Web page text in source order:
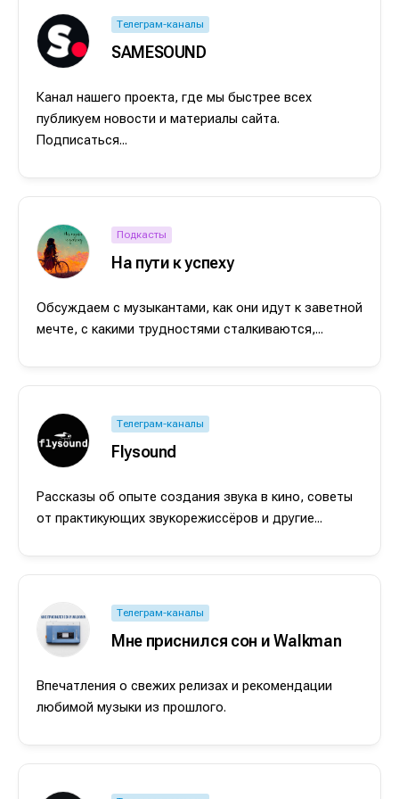
Продакшн
Продакшн
Телеграм-каналы
SAMESOUND
Канал нашего проекта, где мы быстрее всех
публикуем новости и материалы сайта.
Подписаться...
Подкасты
На пути к успеху
Обсуждаем с музыкантами, как они идут к заветной
мечте, с какими трудностями сталкиваются,...
Телеграм-каналы
Flysound
Рассказы об опыте создания звука в кино, советы
от практикующих звукорежиссёров и другие...
Телеграм-каналы
Мне приснился сон и Walkman
Впечатления о свежих релизах и рекомендации
любимой музыки из прошлого.